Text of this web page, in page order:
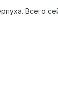
Всего